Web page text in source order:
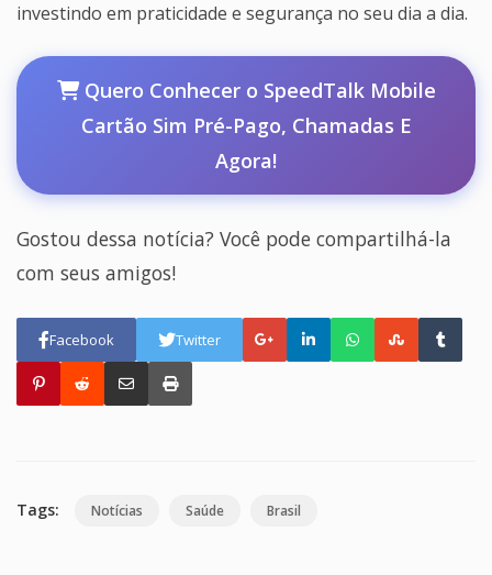
investindo em praticidade e segurança no seu dia a dia.
Quero Conhecer o SpeedTalk Mobile
Cartão Sim Pré-Pago, Chamadas E
Agora!
Gostou dessa notícia? Você pode compartilhá-la
com seus amigos!
Facebook Twitter
Tags: Notícias Saúde Brasil